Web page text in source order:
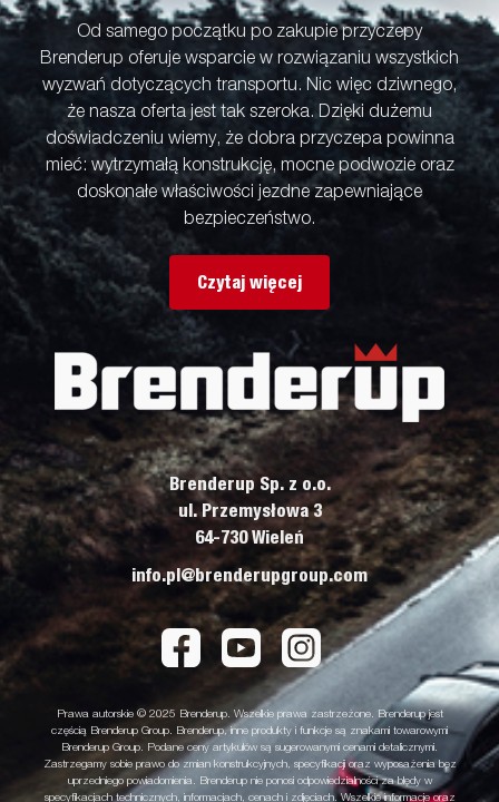
Od samego początku po zakupie przyczepy
Brenderup oferuje wsparcie w rozwiązaniu wszystkich
wyzwań dotyczących transportu. Nic więc dziwnego,
że nasza oferta jest tak szeroka. Dzięki dużemu
doświadczeniu wiemy, że dobra przyczepa powinna
mieć: wytrzymałą konstrukcję, mocne podwozie oraz
doskonałe właściwości jezdne zapewniające
bezpieczeństwo.
Czytaj więcej
Brenderup Sp. z o.o.
ul. Przemysłowa 3
64-730 Wieleń
info.pl@brenderupgroup.com
Prawa autorskie © 2025 Brenderup. Wszelkie prawa zastrzeżone. Brenderup jest
częścią Brenderup Group. Brenderup, inne produkty i funkcje są znakami towarowymi
Brenderup Group. Podane ceny artykułów są sugerowanymi cenami detalicznymi.
Zastrzegamy sobie prawo do zmian konstrukcyjnych, specyfikacji oraz wyposażenia bez
uprzedniego powiadomienia. Brenderup nie ponosi odpowiedzialności za błędy w
specyfikacjach technicznych, informacjach, cenach i zdjęciach. Wszelkie informacje oraz